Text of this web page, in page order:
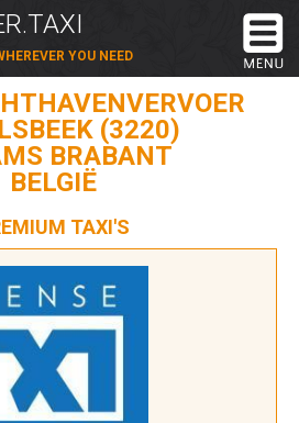
YOU NEED
(3220)
BRABANT
BELGIË
TAXI'S